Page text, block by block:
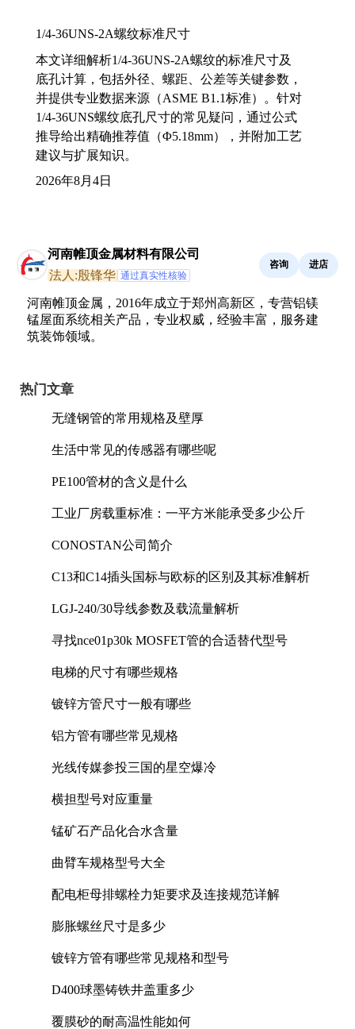
1/4-36UNS-2A螺纹标准尺寸
本文详细解析1/4-36UNS-2A螺纹的标准尺寸及
底孔计算，包括外径、螺距、公差等关键参数，
并提供专业数据来源（ASME B1.1标准）。针对
1/4-36UNS螺纹底孔尺寸的常见疑问，通过公式
推导给出精确推荐值（Φ5.18mm），并附加工艺
建议与扩展知识。
2026年8月4日
河南帷顶金属材料有限公司
法人:殷锋华 通过真实性核验
咨询 进店
河南帷顶金属，2016年成立于郑州高新区，专营铝镁
锰屋面系统相关产品，专业权威，经验丰富，服务建
筑装饰领域。
热门文章
无缝钢管的常用规格及壁厚
生活中常见的传感器有哪些呢
PE100管材的含义是什么
工业厂房载重标准：一平方米能承受多少公斤
CONOSTAN公司简介
C13和C14插头国标与欧标的区别及其标准解析
LGJ-240/30导线参数及载流量解析
寻找nce01p30k MOSFET管的合适替代型号
电梯的尺寸有哪些规格
镀锌方管尺寸一般有哪些
铝方管有哪些常见规格
光线传媒参投三国的星空爆冷
横担型号对应重量
锰矿石产品化合水含量
曲臂车规格型号大全
配电柜母排螺栓力矩要求及连接规范详解
膨胀螺丝尺寸是多少
镀锌方管有哪些常见规格和型号
D400球墨铸铁井盖重多少
覆膜砂的耐高温性能如何